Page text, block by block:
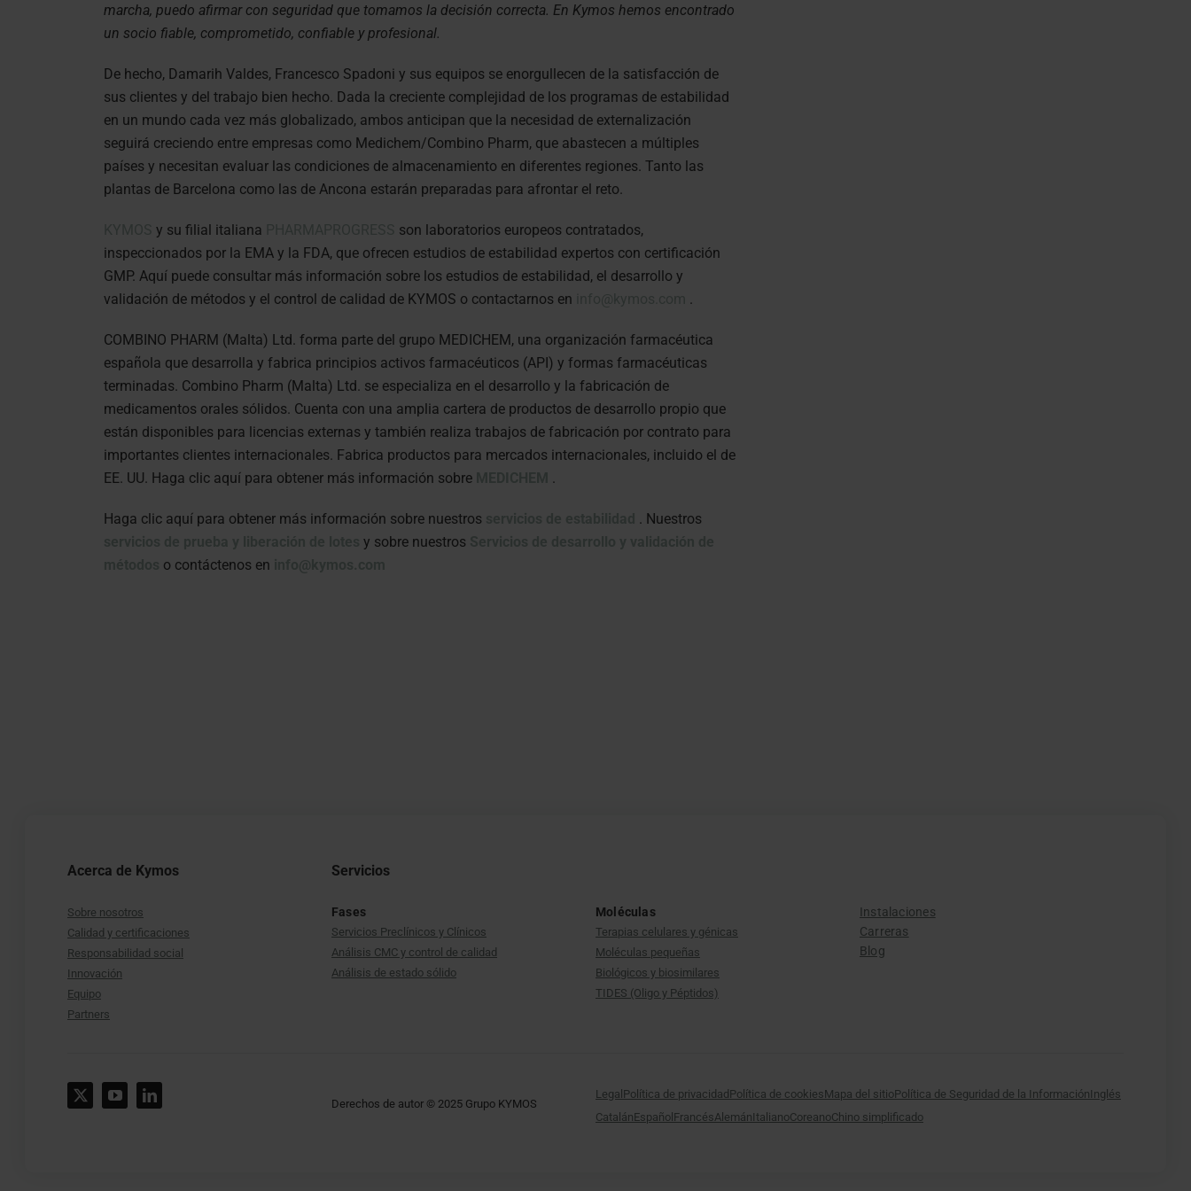
marcha, puedo afirmar con seguridad que tomamos la decisión correcta. En Kymos hemos encontrado
un socio fiable, comprometido, confiable y profesional.
De hecho, Damarih Valdes, Francesco Spadoni y sus equipos se enorgullecen de la satisfacción de
sus clientes y del trabajo bien hecho. Dada la creciente complejidad de los programas de estabilidad
en un mundo cada vez más globalizado, ambos anticipan que la necesidad de externalización
seguirá creciendo entre empresas como Medichem/Combino Pharm, que abastecen a múltiples
países y necesitan evaluar las condiciones de almacenamiento en diferentes regiones. Tanto las
plantas de Barcelona como las de Ancona estarán preparadas para afrontar el reto.
y su filial italiana
son laboratorios europeos contratados,
inspeccionados por la EMA y la FDA, que ofrecen estudios de estabilidad expertos con certificación
GMP. Aquí puede consultar más información sobre los estudios de estabilidad, el desarrollo y
validación de métodos y el control de calidad de KYMOS o contactarnos en
.
COMBINO PHARM (Malta) Ltd. forma parte del grupo MEDICHEM, una organización farmacéutica
española que desarrolla y fabrica principios activos farmacéuticos (API) y formas farmacéuticas
terminadas. Combino Pharm (Malta) Ltd. se especializa en el desarrollo y la fabricación de
medicamentos orales sólidos. Cuenta con una amplia cartera de productos de desarrollo propio que
están disponibles para licencias externas y también realiza trabajos de fabricación por contrato para
importantes clientes internacionales. Fabrica productos para mercados internacionales, incluido el de
EE. UU. Haga clic aquí para obtener más información sobre
.
Haga clic aquí para obtener más información sobre nuestros . Nuestros
y sobre nuestros
o contáctenos en
Acerca de Kymos
Sobre nosotros
Calidad y certificaciones
Responsabilidad social
Innovación
Equipo
Partners
Servicios
Fases
Servicios Preclínicos y Clínicos
Análisis CMC y control de calidad
Análisis de estado sólido
Moléculas
Terapias celulares y génicas
Moléculas pequeñas
Biológicos y biosimilares
TIDES (Oligo y Péptidos)
Instalaciones
Carreras
Blog
Derechos de autor © 2025 Grupo KYMOS
LegalPolítica de privacidadPolítica de cookiesMapa del sitioPolítica de Seguridad de la InformaciónInglés
CatalánEspañolFrancésAlemánItalianoCoreanoChino simplificado